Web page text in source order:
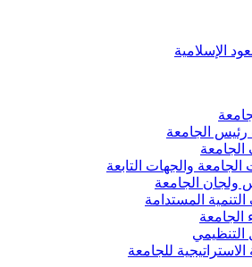
الإسلامية
الجامعة
الجامعة
الجامعة والجهات التابعة
ولجان الجامعة
التنمية المستدامة
الجامعة
التنظيمي
الاستراتيجية للجامعة